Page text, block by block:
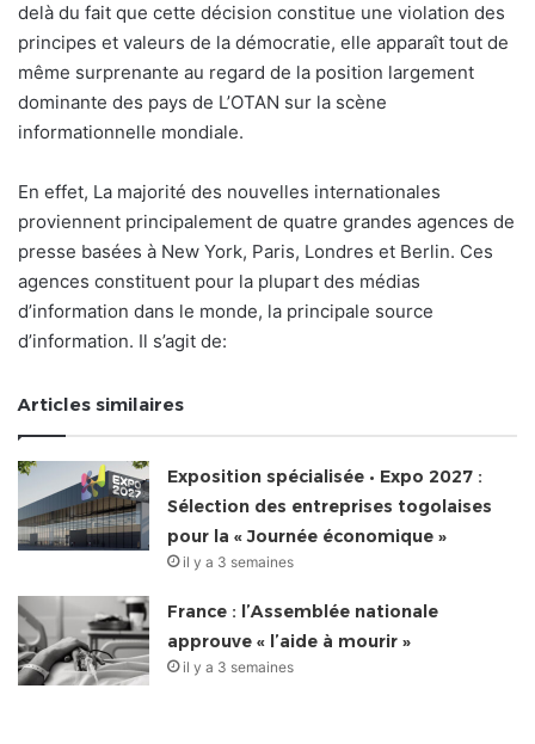
delà du fait que cette décision constitue une violation des
principes et valeurs de la démocratie, elle apparaît tout de
même surprenante au regard de la position largement
dominante des pays de L’OTAN sur la scène
informationnelle mondiale.
En effet, La majorité des nouvelles internationales
proviennent principalement de quatre grandes agences de
presse basées à New York, Paris, Londres et Berlin. Ces
agences constituent pour la plupart des médias
d’information dans le monde, la principale source
d’information. Il s’agit de:
Articles similaires
Exposition spécialisée • Expo 2027 :
Sélection des entreprises togolaises
pour la « Journée économique »
il y a 3 semaines
France : l’Assemblée nationale
approuve « l’aide à mourir »
il y a 3 semaines